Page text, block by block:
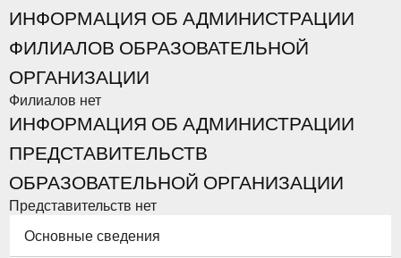
ИНФОРМАЦИЯ ОБ АДМИНИСТРАЦИИ
ФИЛИАЛОВ ОБРАЗОВАТЕЛЬНОЙ
ОРГАНИЗАЦИИ
Филиалов нет
ИНФОРМАЦИЯ ОБ АДМИНИСТРАЦИИ
ПРЕДСТАВИТЕЛЬСТВ
ОБРАЗОВАТЕЛЬНОЙ ОРГАНИЗАЦИИ
Представительств нет
Основные сведения